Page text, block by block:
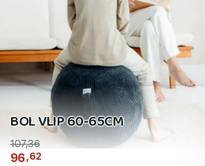
BOL VLIP 60-65CM
107,36
96,62